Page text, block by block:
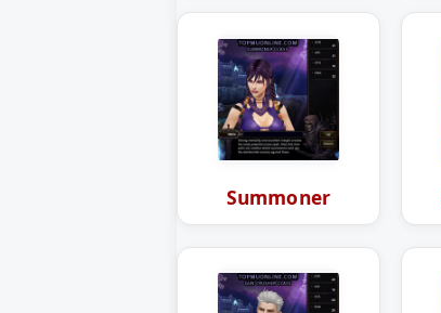
Summoner